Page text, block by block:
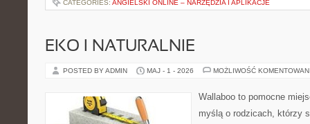
CATEGORIES: ANGIELSKI ONLINE – NARZĘDZIA I APLIKACJE
EKO I NATURALNIE
POSTED BY ADMIN MAJ - 1 - 2026 MOŻLIWOŚĆ
Wallaboo to pomocne
myślą o rodzicach, którzy